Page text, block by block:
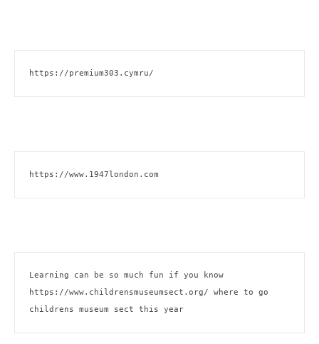
https://premium303.cymru/
https://www.1947london.com
https://www.childrensmuseumsect.org/ where to go
childrens museum sect this year